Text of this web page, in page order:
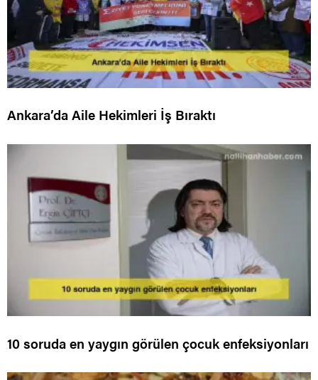
Ankara’da Aile Hekimleri İş Bıraktı
10 soruda en yaygın görülen çocuk enfeksiyonları